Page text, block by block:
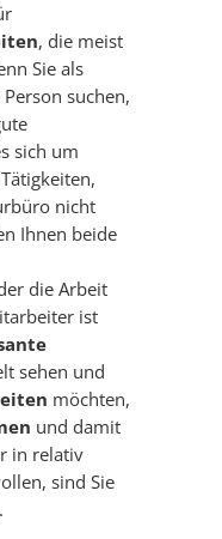
, die meist
Sie als
suchen,
sich um
nicht
Ihnen beide
die Arbeit
ist
sehen und
möchten,
und damit
in relativ
sind Sie
.